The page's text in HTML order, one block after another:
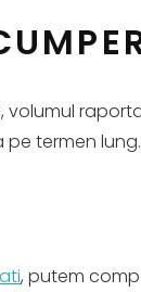
termen lung.
, putem